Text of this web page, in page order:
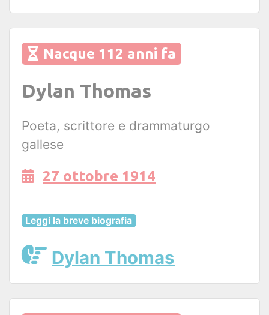
Nacque 112 anni fa
Dylan Thomas
Poeta, scrittore e drammaturgo
gallese
27 ottobre 1914
Leggi la breve biografia
Dylan Thomas